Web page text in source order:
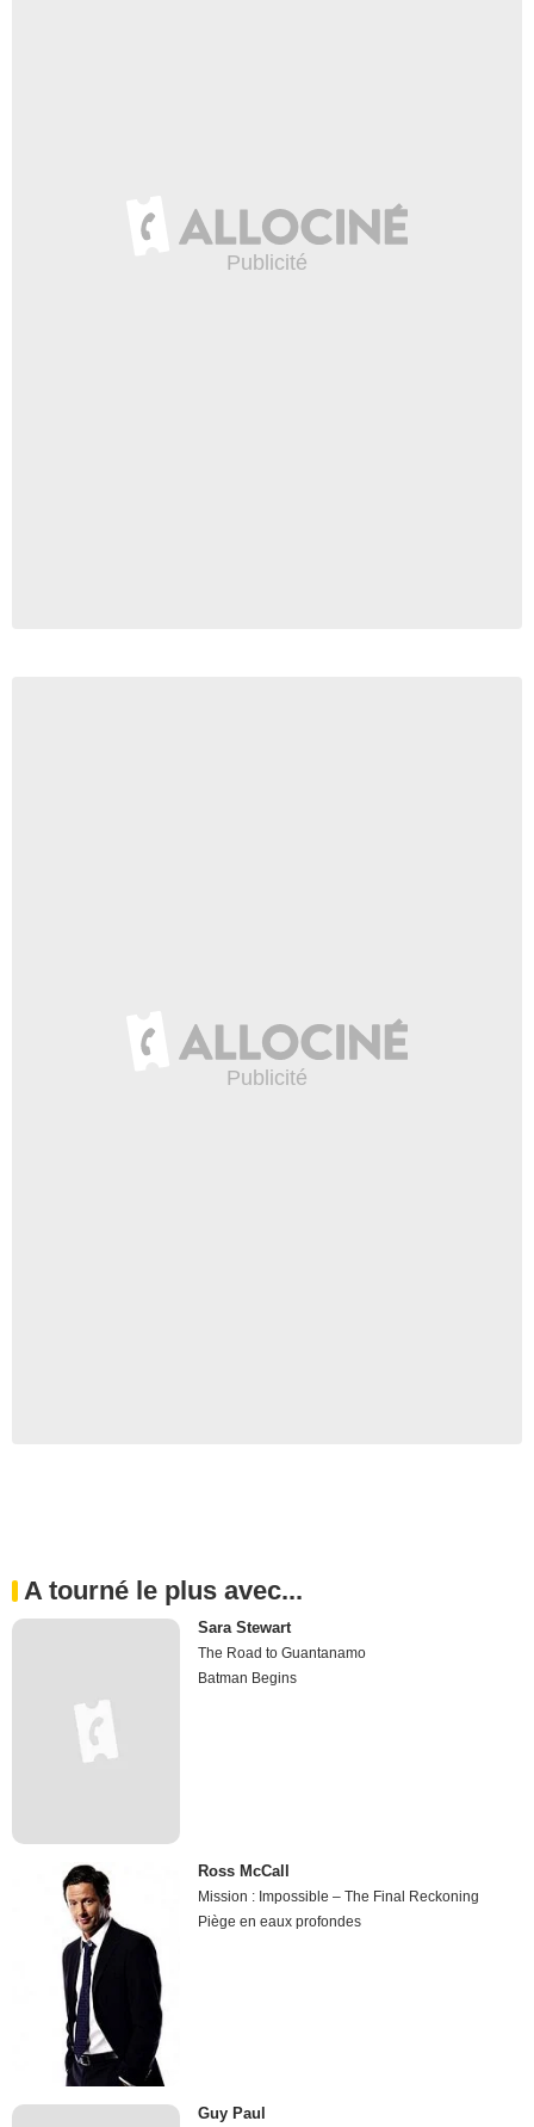
A tourné le plus avec...
Sara Stewart
The Road to Guantanamo
Batman Begins
Ross McCall
Mission : Impossible – The Final Reckoning
Piège en eaux profondes
Guy Paul